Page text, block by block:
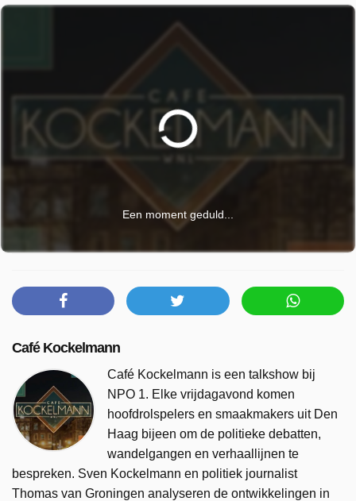
Een moment geduld...
Café Kockelmann
Café Kockelmann is een talkshow bij
NPO 1. Elke vrijdagavond komen
hoofdrolspelers en smaakmakers uit Den
Haag bijeen om de politieke debatten,
wandelgangen en verhaallijnen te
bespreken. Sven Kockelmann en politiek journalist
Thomas van Groningen analyseren de ontwikkelingen in